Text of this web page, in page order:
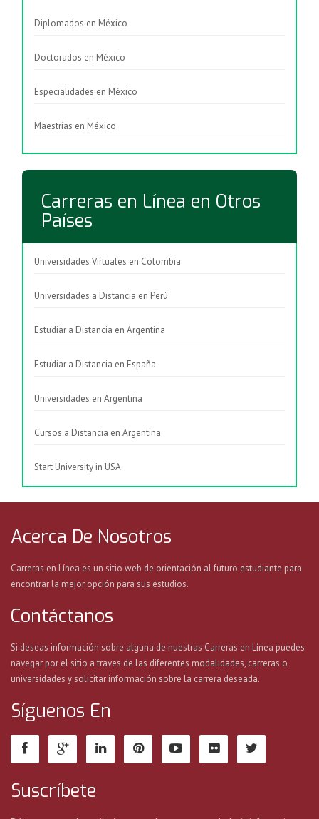
Diplomados en México
Doctorados en México
Especialidades en México
Maestrías en México
Carreras en Línea en Otros
Países
Universidades Virtuales en Colombia
Universidades a Distancia en Perú
Estudiar a Distancia en Argentina
Estudiar a Distancia en España
Universidades en Argentina
Cursos a Distancia en Argentina
Start University in USA
Acerca De Nosotros
Carreras en Línea es un sitio web de orientación al futuro estudiante para
encontrar la mejor opción para sus estudios.
Contáctanos
Si deseas información sobre alguna de nuestras Carreras en Línea puedes
navegar por el sitio a traves de las diferentes modalidades, carreras o
universidades y solicitar información sobre la carrera deseada.
Síguenos En
Suscríbete